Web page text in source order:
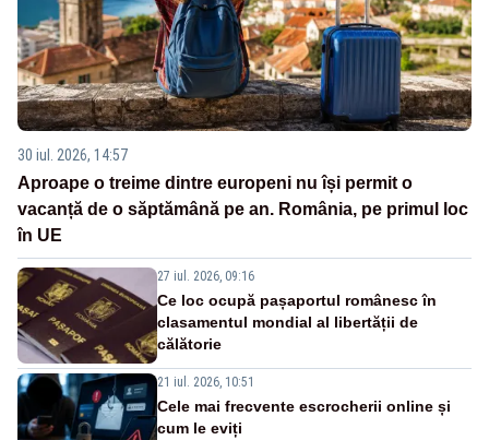
30 iul. 2026, 14:57
Aproape o treime dintre europeni nu își permit o
vacanță de o săptămână pe an. România, pe primul loc
în UE
27 iul. 2026, 09:16
Ce loc ocupă pașaportul românesc în
clasamentul mondial al libertății de
călătorie
21 iul. 2026, 10:51
Cele mai frecvente escrocherii online și
cum le eviți